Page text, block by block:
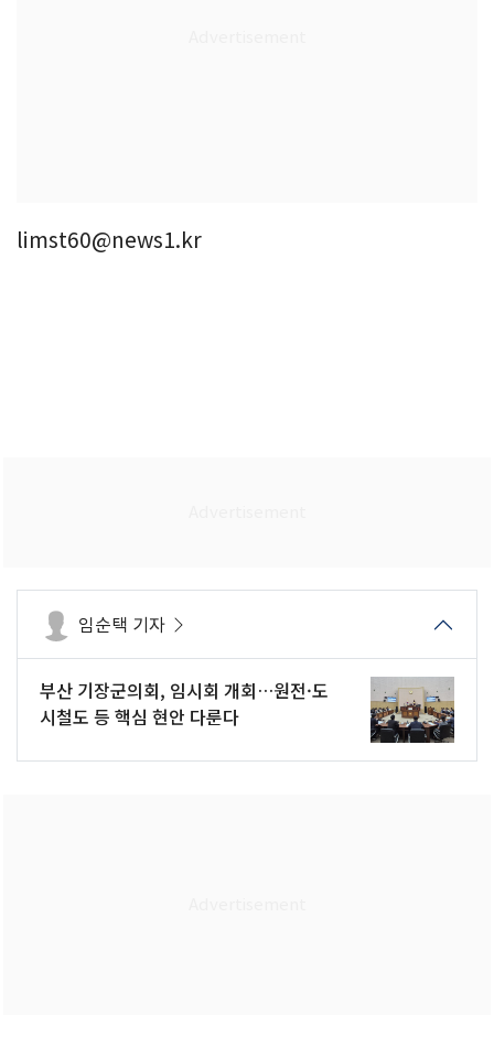
limst60@news1.kr
임순택 기자
부산 기장군의회, 임시회 개회…원전·도
시철도 등 핵심 현안 다룬다